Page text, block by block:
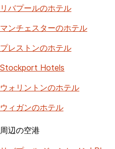
リバプールのホテル
マンチェスターのホテル
プレストンのホテル
Stockport Hotels
ウォリントンのホテル
ウィガンのホテル
周辺の空港